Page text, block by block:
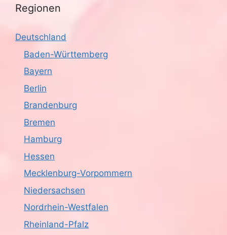
Regionen
Deutschland
Baden-Württemberg
Bayern
Berlin
Brandenburg
Bremen
Hamburg
Hessen
Mecklenburg-Vorpommern
Niedersachsen
Nordrhein-Westfalen
Rheinland-Pfalz